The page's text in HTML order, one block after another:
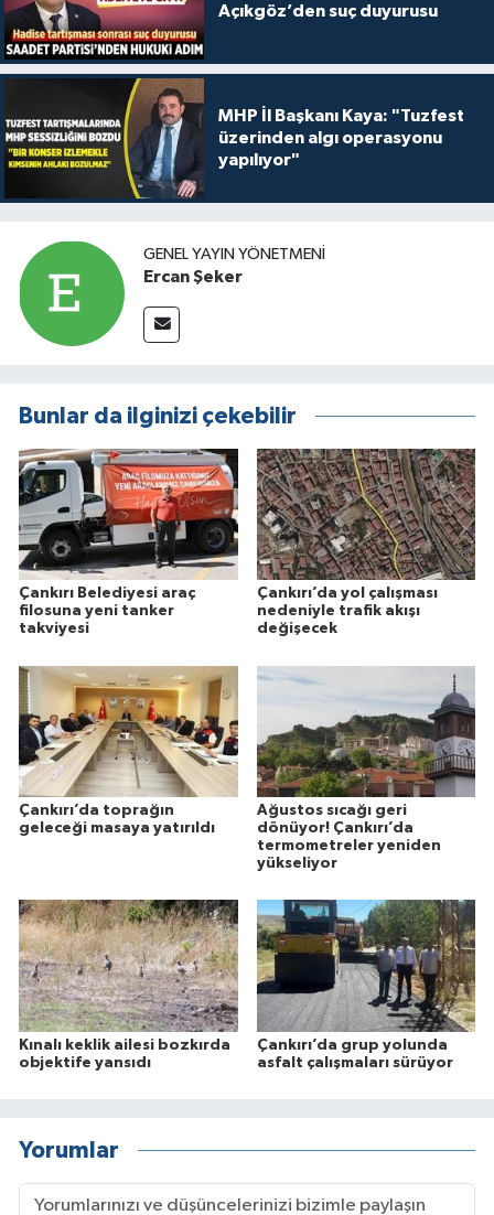
Açıkgöz’den suç duyurusu
MHP İl Başkanı Kaya: "Tuzfest
üzerinden algı operasyonu
yapılıyor"
GENEL YAYIN YÖNETMENI
Ercan Şeker
Bunlar da ilginizi çekebilir
Çankırı Belediyesi araç
filosuna yeni tanker
takviyesi
Çankırı’da yol çalışması
nedeniyle trafik akışı
değişecek
Çankırı’da toprağın
geleceği masaya yatırıldı
Ağustos sıcağı geri
dönüyor! Çankırı’da
termometreler yeniden
yükseliyor
Kınalı keklik ailesi bozkırda
objektife yansıdı
Çankırı’da grup yolunda
asfalt çalışmaları sürüyor
Yorumlar